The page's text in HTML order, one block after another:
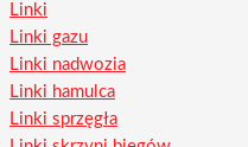
Linki
Linki gazu
Linki nadwozia
Linki hamulca
Linki sprzęgła